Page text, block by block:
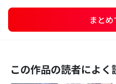
まと
この作品の読者によ